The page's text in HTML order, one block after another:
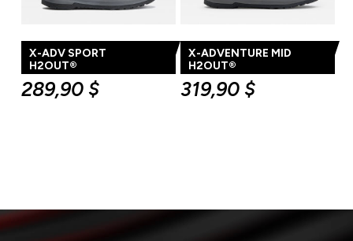
X-ADV SPORT
H2OUT®
289,90 $
X-ADVENTURE MID
H2OUT®
319,90 $